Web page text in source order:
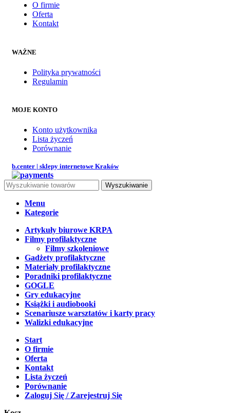
O firmie
Oferta
Kontakt
WAŻNE
Polityka prywatności
Regulamin
MOJE KONTO
Konto użytkownika
Lista życzeń
Porównanie
b.center | sklepy internetowe Kraków
Wyszukiwanie
Menu
Kategorie
Artykuły biurowe KRPA
Filmy profilaktyczne
Filmy szkoleniowe
Gadżety profilaktyczne
Materiały profilaktyczne
Poradniki profilaktyczne
GOGLE
Gry edukacyjne
Książki i audiobooki
Scenariusze warsztatów i karty pracy
Walizki edukacyjne
Start
O firmie
Oferta
Kontakt
Lista życzeń
Porównanie
Zaloguj Się / Zarejestruj Się